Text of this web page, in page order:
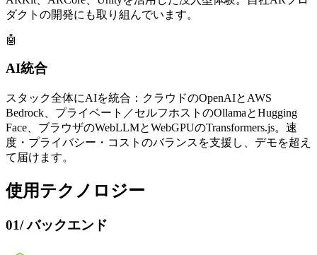
ダクトの開発にも取り組んでいます。
🤖
AI統合
スタック全体にAIを統合：クラウドのOpenAIとAWS
Bedrock、プライベート／セルフホストのOllamaとHugging
Face、ブラウザのWebLLMとWebGPUのTransformers.js。速
度・プライバシー・コストのバランスを支援し、デモを超え
て届けます。
使用テクノロジー
01/ バックエンド